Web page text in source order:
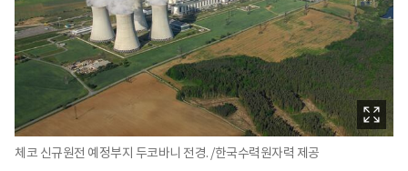
체코 신규원전 예정부지 두코바니 전경. /한국수력원자력 제공